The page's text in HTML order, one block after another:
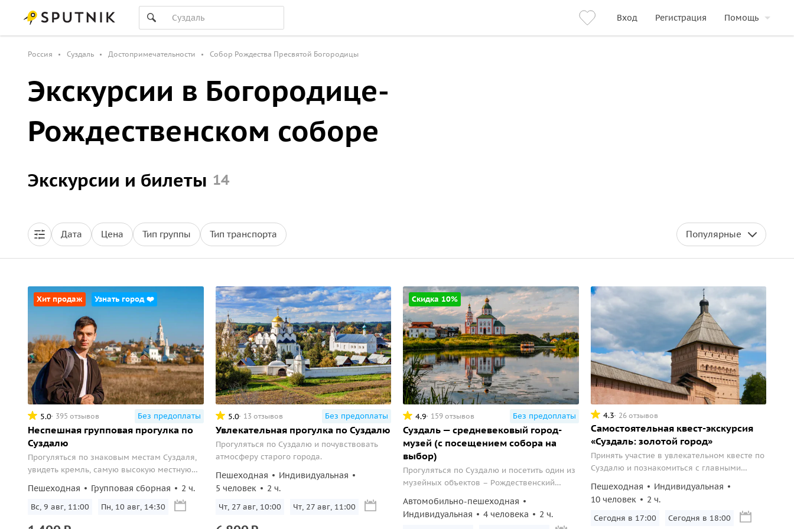
Вход Регистрация Помощь
Россия Суздаль Достопримечательности Собор Рождества Пресвятой Богородицы
Экскурсии в Богородице-
Рождественском соборе
Экскурсии и билеты 14
Дата Цена Тип группы Тип транспорта Популярные
Хит продаж Узнать город ❤️
5.0 395 отзывов Без предоплаты
Неспешная групповая прогулка по
Суздалю
Прогуляться по знаковым местам Суздаля,
увидеть кремль, самую высокую местную
монастыри.
Пешеходная Групповая сборная 2 ч.
Вс, 9 авг, 11:00 Пн, 10 авг, 14:30
5.0 13 отзывов Без предоплаты
Увлекательная прогулка по Суздалю
Прогуляться по Суздалю и почувствовать
атмосферу старого города.
Пешеходная
Индивидуальная
5 человек
2 ч.
Чт, 27 авг, 10:00 Чт, 27 авг, 11:00
Скидка 10%
4.9 159 отзывов Без предоплаты
Суздаль — средневековый город-
музей (с посещением собора на
выбор)
Прогуляться по Суздалю и посетить один из
музейных объектов – Рождественский
Автомобильно-пешеходная
Индивидуальная
4 человека 2 ч.
4.3 26 отзывов
Самостоятельная квест-экскурсия
«Суздаль: золотой город»
Принять участие в увлекательном квесте по
Суздалю и познакомиться с главными
Пешеходная
Индивидуальная
10 человек
2 ч.
Сегодня в 17:00 Сегодня в 18:00